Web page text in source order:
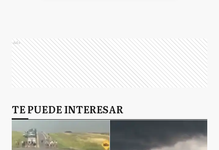
Ads
TE PUEDE INTERESAR